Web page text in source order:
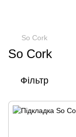
So Cork
So Cork
Фільтр